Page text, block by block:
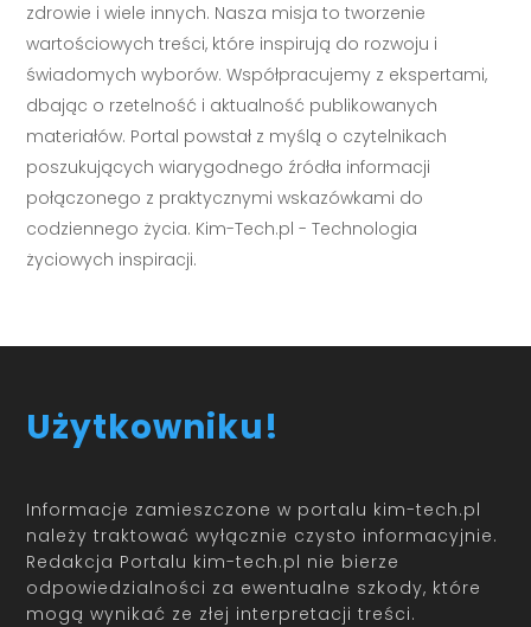
zdrowie i wiele innych. Nasza misja to tworzenie
wartościowych treści, które inspirują do rozwoju i
świadomych wyborów. Współpracujemy z ekspertami,
dbając o rzetelność i aktualność publikowanych
materiałów. Portal powstał z myślą o czytelnikach
poszukujących wiarygodnego źródła informacji
połączonego z praktycznymi wskazówkami do
codziennego życia. Kim-Tech.pl - Technologia
życiowych inspiracji.
Użytkowniku!
Informacje zamieszczone w portalu kim-tech.pl
należy traktować wyłącznie czysto informacyjnie.
Redakcja Portalu kim-tech.pl nie bierze
odpowiedzialności za ewentualne szkody, które
mogą wynikać ze złej interpretacji treści.